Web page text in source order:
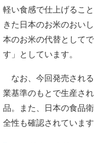
軽い食感で仕上げるこ
きた日本のお米のおい
本のお米の代替として
す」としています。
なお、今回発売され
業基準のもとで生産さ
品。また、日本の食品
全性も確認されています